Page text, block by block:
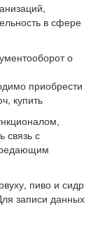
в сфере
о
приобрести
купить
связь с
пиво и сидр
записи данных